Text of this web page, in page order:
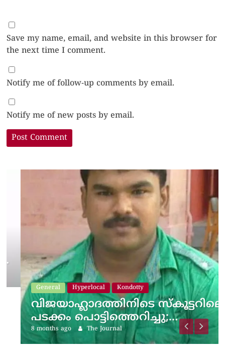
Save my name, email, and website in this browser for
the next time I comment.
Notify me of follow-up comments by email.
Notify me of new posts by email.
General Hyperlocal Kondotty
വിജയാഹ്ലാദത്തിനിടെ സ്കൂട്ടറിലെ
പടക്കം പൊട്ടിത്തെറിച്ചു;…
8 months ago The Journal